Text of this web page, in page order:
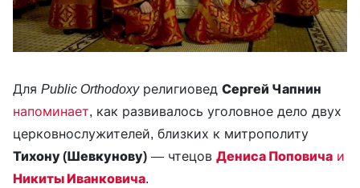
Для Public Orthodoxyрелигиовед Сергей Чапнин
напоминает, как развивалось уголовное дело двух
церковнослужителей, близких к митрополиту
Тихону (Шевкунову) — чтецов Дениса Поповича и
Никиты Иванковича.